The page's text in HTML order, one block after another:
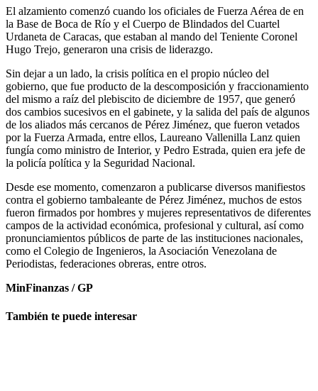
El alzamiento comenzó cuando los oficiales de Fuerza Aérea de en
la Base de Boca de Río y el Cuerpo de Blindados del Cuartel
Urdaneta de Caracas, que estaban al mando del Teniente Coronel
Hugo Trejo, generaron una crisis de liderazgo.
Sin dejar a un lado, la crisis política en el propio núcleo del
gobierno, que fue producto de la descomposición y fraccionamiento
del mismo a raíz del plebiscito de diciembre de 1957, que generó
dos cambios sucesivos en el gabinete, y la salida del país de algunos
de los aliados más cercanos de Pérez Jiménez, que fueron vetados
por la Fuerza Armada, entre ellos, Laureano Vallenilla Lanz quien
fungía como ministro de Interior, y Pedro Estrada, quien era jefe de
la policía política y la Seguridad Nacional.
Desde ese momento, comenzaron a publicarse diversos manifiestos
contra el gobierno tambaleante de Pérez Jiménez, muchos de estos
fueron firmados por hombres y mujeres representativos de diferentes
campos de la actividad económica, profesional y cultural, así como
pronunciamientos públicos de parte de las instituciones nacionales,
como el Colegio de Ingenieros, la Asociación Venezolana de
Periodistas, federaciones obreras, entre otros.
MinFinanzas / GP
También te puede interesar